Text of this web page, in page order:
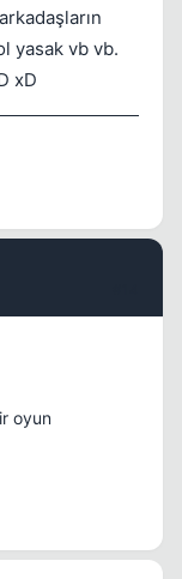
yasak vb vb.
xD
oyun